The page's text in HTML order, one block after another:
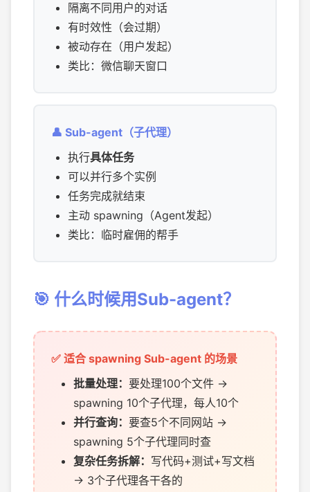
隔离不同用户的对话
有时效性（会过期）
被动存在（用户发起）
类比：微信聊天窗口
👤 Sub-agent（子代理）
执行具体任务
可以并行多个实例
任务完成就结束
主动 spawning（Agent发起）
类比：临时雇佣的帮手
🎯 什么时候用Sub-agent？
✅ 适合 spawning Sub-agent 的场景
批量处理： 要处理100个文件 →
spawning 10个子代理，每人10个
并行查询： 要查5个不同网站 →
spawning 5个子代理同时查
复杂任务拆解： 写代码+测试+写文档
→ 3个子代理各干各的